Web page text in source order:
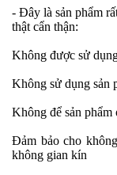
- Đây là sản phẩm
thật cẩn thận:
Không được sử
Không sử dụng sản
Không để sản
Đảm bảo cho
không gian kín